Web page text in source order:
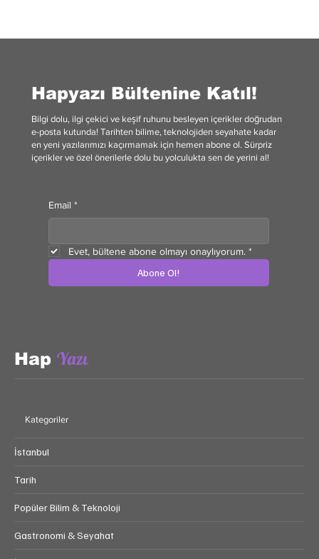
Hapyazı Bültenine Katıl!
Email *
Evet, bültene abone olmayı onaylıyorum. *
Abone Ol!
Bilgi dolu, ilgi çekici ve keşif ruhunu besleyen içerikler doğrudan
e-posta kutunda! Tarihten bilime, teknolojiden seyahate kadar
en yeni yazılarımızı kaçırmamak için hemen abone ol. Sürpriz
içerikler ve özel önerilerle dolu bu yolculukta sen de yerini al!
Hap Yazı
Kategoriler
İstanbul
Tarih
Popüler Bilim & Teknoloji
Gastronomi & Seyahat